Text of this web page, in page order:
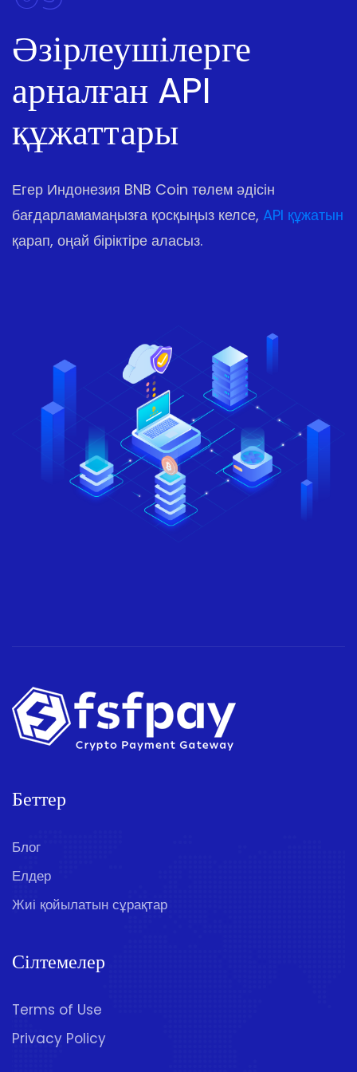
Әзірлеушілерге
арналған API
құжаттары
Егер Индонезия BNB Coin төлем әдісін
бағдарламамаңызға қосқыңыз келсе, API құжатын
қарап, оңай біріктіре аласыз.
Беттер
Блог
Елдер
Жиі қойылатын сұрақтар
Сілтемелер
Terms of Use
Privacy Policy